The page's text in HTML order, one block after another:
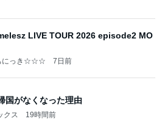
LIVE TOUR 2026 episode2 MO
っき☆☆☆ 7日前
国がなくなった理由
クス 19時間前